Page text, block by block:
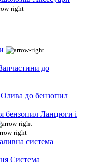
до
Олива до бензопил
Ланцюги і
система
Система